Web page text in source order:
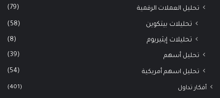
تحليل العملات الرقمية (79)
تحليلات بيتكوين (58)
تحليلات إيثيريوم (8)
تحليل أسهم (39)
تحليل اسهم أمريكية (54)
أفكار تداول (401)